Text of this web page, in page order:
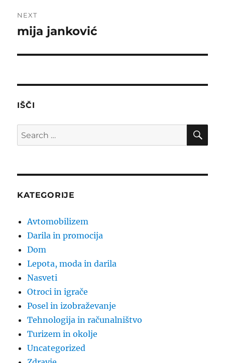
NEXT
Next
mija janković
IŠČI
Search
for:
KATEGORIJE
Avtomobilizem
Darila in promocija
Dom
Lepota, moda in darila
Nasveti
Otroci in igrače
Posel in izobraževanje
Tehnologija in računalništvo
Turizem in okolje
Uncategorized